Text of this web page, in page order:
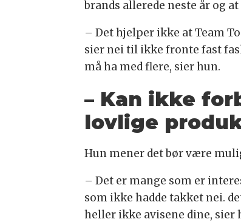
brands allerede neste år og at
– Det hjelper ikke at Team
sier nei til ikke fronte fast
må ha med flere, sier hun.
– Kan ikke
lovlige
Hun mener det bør være
– Det er mange som er
som ikke hadde takket nei.
heller ikke avisene dine, sier